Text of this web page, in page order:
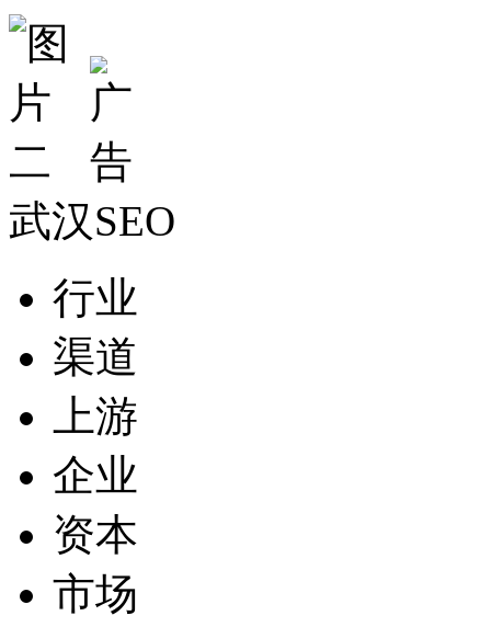
武汉SEO
行业
渠道
上游
企业
资本
市场